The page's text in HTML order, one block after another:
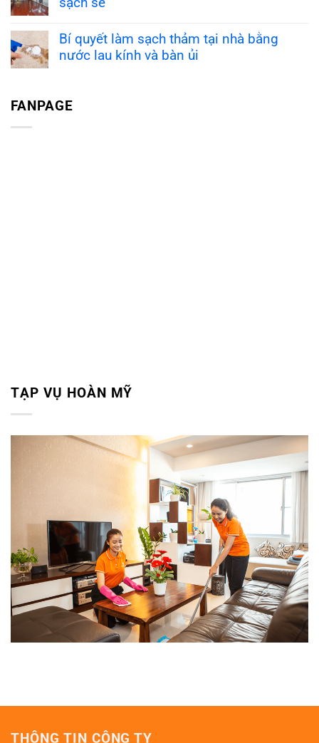
Bí quyết làm sạch thảm tại nhà bằng
nước lau kính và bàn ủi
FANPAGE
TẠP VỤ HOÀN MỸ
THÔNG TIN CÔNG TY